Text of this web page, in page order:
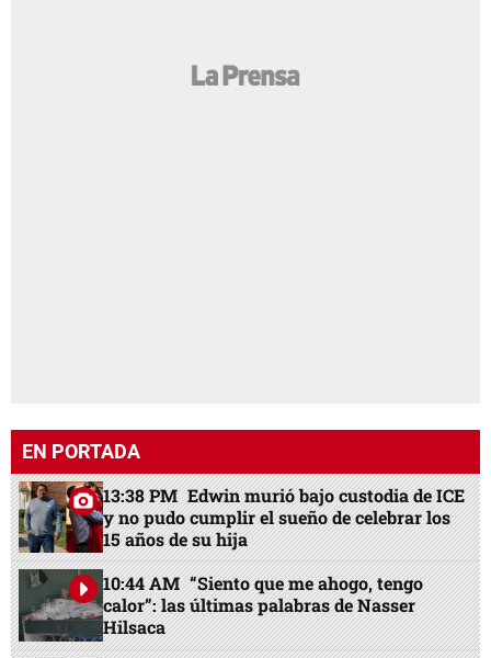
EN PORTADA
13:38 PM Edwin murió bajo custodia de ICE
y no pudo cumplir el sueño de celebrar los
15 años de su hija
10:44 AM “Siento que me ahogo, tengo
calor”: las últimas palabras de Nasser
Hilsaca